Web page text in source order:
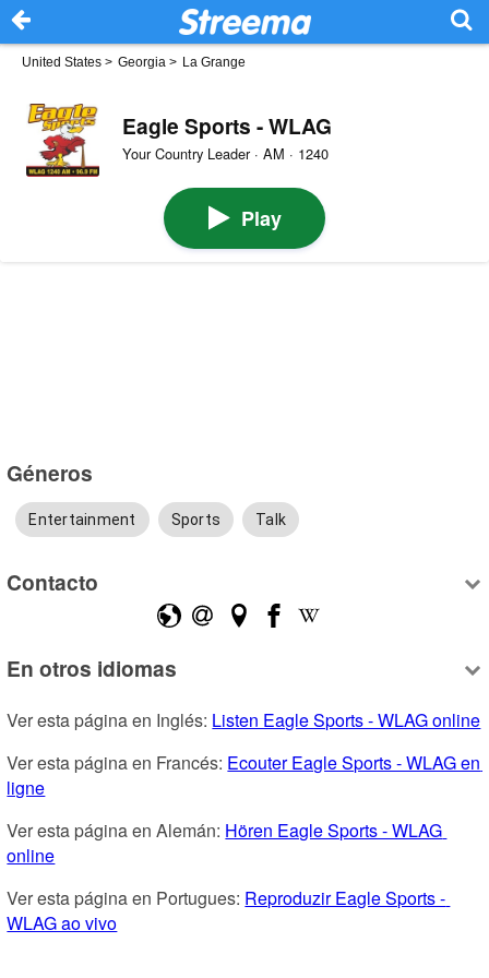
United States > Georgia > La Grange
Eagle Sports - WLAG
Your Country Leader · AM · 1240
Play
Géneros
Entertainment Sports Talk
Contacto
En otros idiomas
Ver esta página en Inglés: Listen Eagle Sports - WLAG online
Ver esta página en Francés: Ecouter Eagle Sports - WLAG en
ligne
Ver esta página en Alemán: Hören Eagle Sports - WLAG
online
Ver esta página en Portugues: Reproduzir Eagle Sports -
WLAG ao vivo